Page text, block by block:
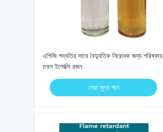
এপিজি পদ্ধতির সাথে বৈদ্যুতিক নিরোধক জন্য পরিষ্কার
তরল ইপোক্সি রজন
সেরা মূল্য পান